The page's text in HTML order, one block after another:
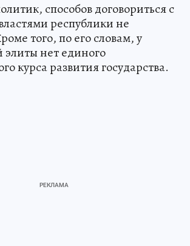
способов договориться с
республики не
того, по его словам, у
элиты нет единого
курса развития государства.